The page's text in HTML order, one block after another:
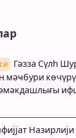
Гәзза Сүлһ
мәҹбури